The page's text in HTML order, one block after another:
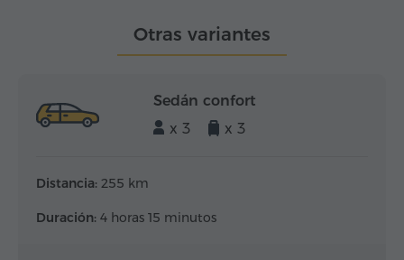
Otras variantes
Sedán confort
x 3
x 3
Distancia: 255 km
Duración: 4 horas 15 minutos